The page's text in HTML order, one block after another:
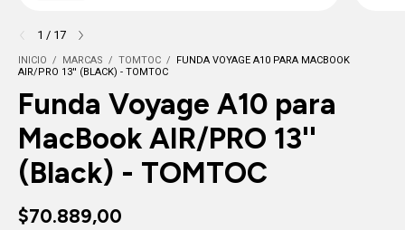
1 / 17
INICIO / MARCAS / TOMTOC /
FUNDA VOYAGE A10 PARA MACBOOK
AIR/PRO 13'' (BLACK) - TOMTOC
Funda Voyage A10 para
MacBook AIR/PRO 13''
(Black) - TOMTOC
$70.889,00